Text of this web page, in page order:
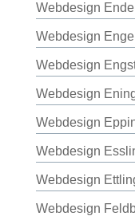
Webdesign
Webdesign
Webdesign
Webdesign
Webdesign
Webdesign
Webdesign
Webdesign